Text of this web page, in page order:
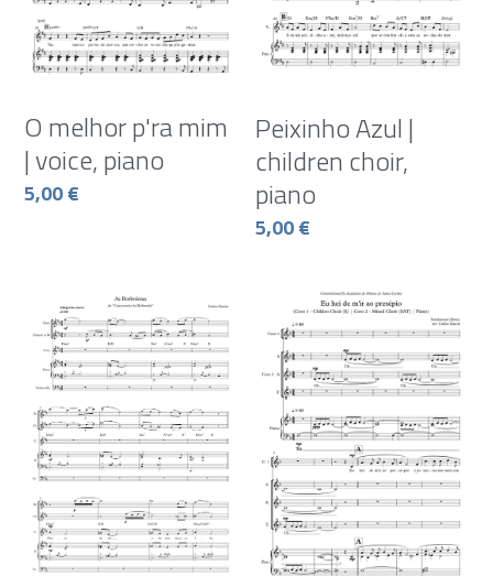
O melhor p'ra mim
| voice, piano
5,00 €
Peixinho Azul |
children choir,
piano
5,00 €